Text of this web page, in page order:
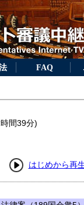
FAQ
間39分)
はじめから再